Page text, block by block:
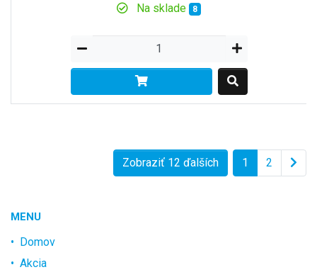
Na sklade 8
Zobraziť 12 ďalších 1 2
MENU
Domov
Akcia